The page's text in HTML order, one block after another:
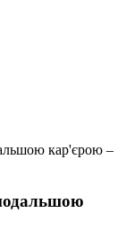
кар'єрою –